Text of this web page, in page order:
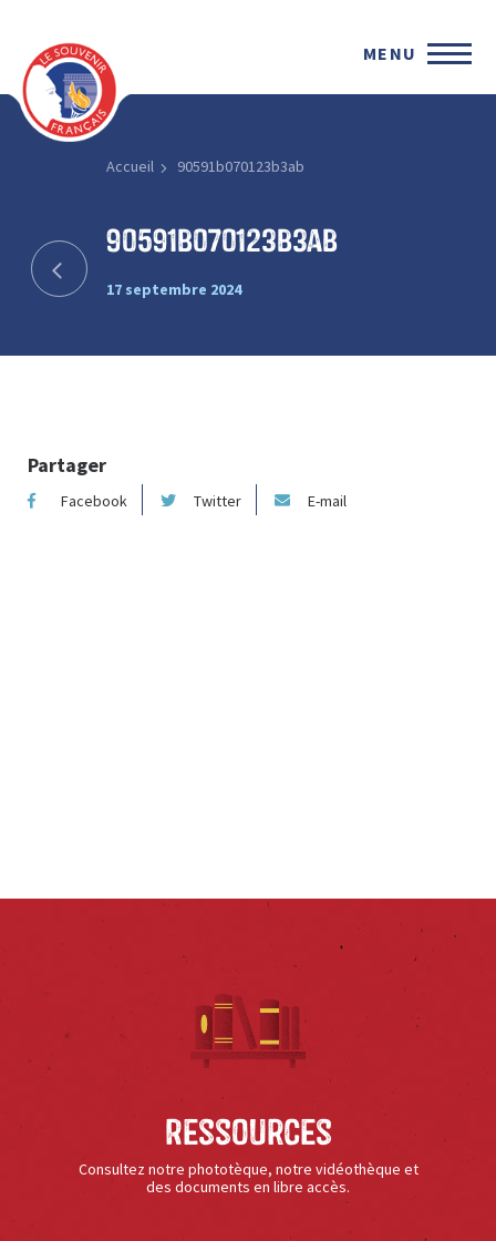
MENU
Accueil 90591b070123b3ab
90591b070123b3ab
17 septembre 2024
Partager
Facebook Twitter E-mail
Ressources
Consultez notre phototèque, notre vidéothèque et
des documents en libre accès.